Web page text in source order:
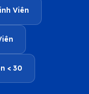
Viên
< 30